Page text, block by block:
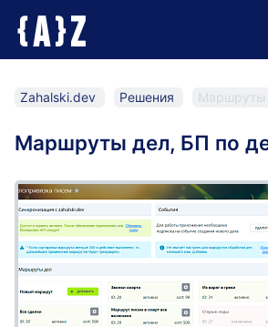
{A}Z
Zahalski.dev Решения Маршруты
Маршруты дел, БП по